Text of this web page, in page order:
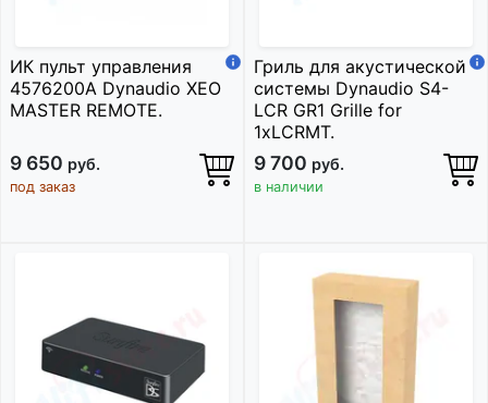
ИК пульт управления
4576200A Dynaudio XEO
MASTER REMOTE.
9 650 руб.
под заказ
Гриль для акустической
системы Dynaudio S4-
LCR GR1 Grille for
1xLCRMT.
9 700 руб.
в наличии